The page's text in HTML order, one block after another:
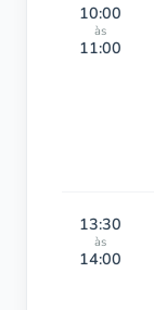
10:00
às
11:00
13:30
às
14:00